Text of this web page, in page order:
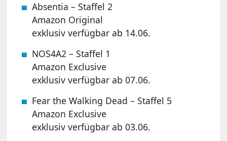
Absentia – Staffel 2
Amazon Original
exklusiv verfügbar ab 14.06.
NOS4A2 – Staffel 1
Amazon Exclusive
exklusiv verfügbar ab 07.06.
Fear the Walking Dead – Staffel 5
Amazon Exclusive
exklusiv verfügbar ab 03.06.